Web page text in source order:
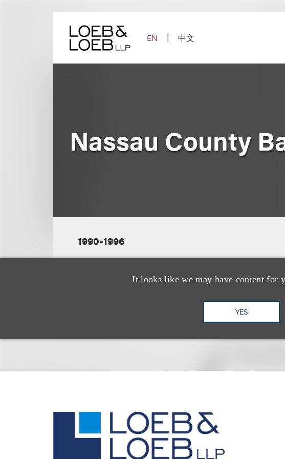
EN
中文
It looks like we may have content for
YES
Nassau County
1990-1996